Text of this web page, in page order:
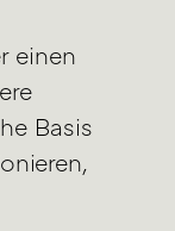
einen
Basis